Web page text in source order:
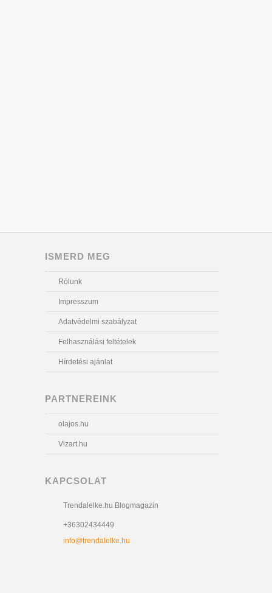
ISMERD MEG
Rólunk
Impresszum
Adatvédelmi szabályzat
Felhasználási feltételek
Hírdetési ajánlat
PARTNEREINK
olajos.hu
Vizart.hu
KAPCSOLAT
Trendalelke.hu Blogmagazin
+36302434449
info@trendalelke.hu